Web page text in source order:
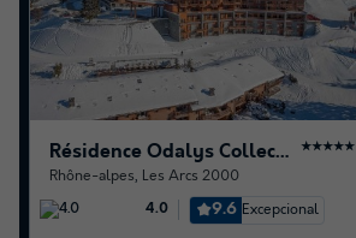
Résidence Odalys Collection Edenarc ★★★★★
Rhône-alpes, Les Arcs 2000
4.0 9.6 Excepcional